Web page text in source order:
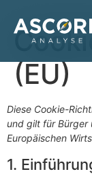
(EU)
Diese Cookie-
und gilt für Bürger
Europäischen
1.